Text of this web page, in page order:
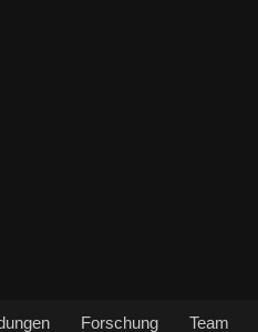
Forschung Team